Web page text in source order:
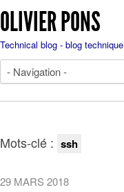
OLIVIER PONS
Technical blog - blog technique
Mots-clé : ssh
29 MARS 2018